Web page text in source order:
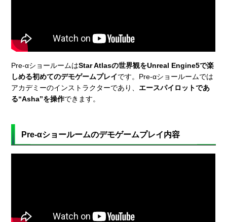
Pre-αショールームはStar Atlasの世界観をUnreal Engine5で楽
しめる初めてのデモゲームプレイです。Pre-αショールームでは
アカデミーのインストラクターであり、 エースパイロットであ
る“Asha”を操作できます。
Pre-αショールームのデモゲームプレイ内容